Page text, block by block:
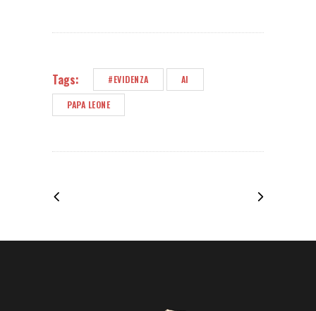
Tags: #EVIDENZA AI
PAPA LEONE